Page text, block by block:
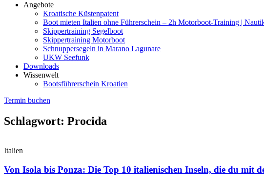
Angebote
Kroatische Küstenpatent
Boot mieten Italien ohne Führerschein – 2h Motorboot-Training |
Skippertraining Segelboot
Skippertraining Motorboot
Schnuppersegeln in Marano Lagunare
UKW Seefunk
Downloads
Wissenwelt
Bootsführerschein Kroatien
Termin buchen
Schlagwort: Procida
Italien
Von Isola bis Ponza: Die Top 10 italienischen Inseln, die du mit